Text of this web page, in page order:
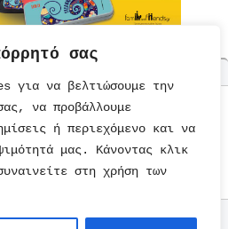
σας
για να βελτιώσουμε την
να προβάλλουμε
ή περιεχόμενο και να
μας. Κάνοντας κλικ
στη χρήση των
ΚΑΡΤΕΣ
ΕΚΠΑΙΔΕΥΣΗ
ΔΙΑΤΡΟΦΗ
ΨΥΥΧΑΓΩΓΙΑ
ΠΑΡΑΜΥΘΙΑ
ΤΕΤΡΑΔΙΑ
ΖΩΓΡΑΦΙΚΗΣ